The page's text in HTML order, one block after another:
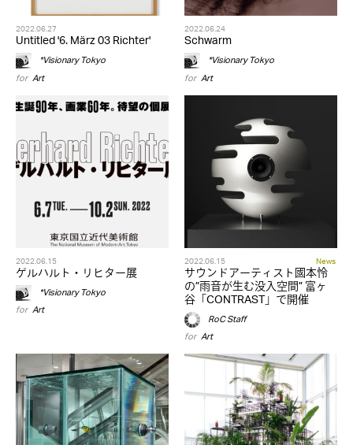
2022.06.27
Untitled '6. März 03 Richter'
*Visionary Tokyo
for Art
2022.06.24
Schwarm
*Visionary Tokyo
for Art
2022.06.15
ゲルハルト・リヒター展
*Visionary Tokyo
for Art
2022.06.15 News
サウンドアーティスト國本怜
の”雨音が生む没入空間” 富ヶ
谷「CONTRAST」で開催
RoC Staff
for Art